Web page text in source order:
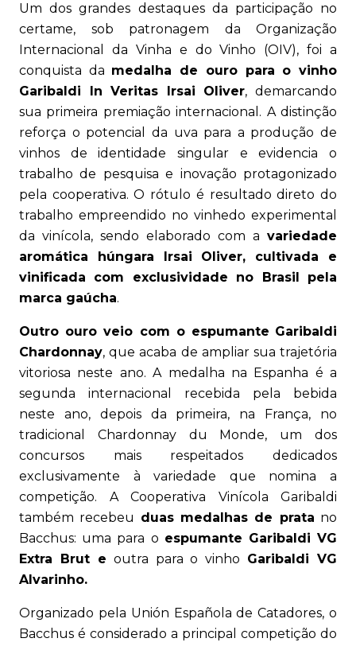
Um dos grandes destaques da participação no
certame, sob patronagem da Organização
Internacional da Vinha e do Vinho (OIV), foi a
conquista da medalha de ouro para o vinho
Garibaldi In Veritas Irsai Oliver, demarcando
sua primeira premiação internacional. A distinção
reforça o potencial da uva para a produção de
vinhos de identidade singular e evidencia o
trabalho de pesquisa e inovação protagonizado
pela cooperativa. O rótulo é resultado direto do
trabalho empreendido no vinhedo experimental
da vinícola, sendo elaborado com a variedade
aromática húngara Irsai Oliver, cultivada e
vinificada com exclusividade no Brasil pela
marca gaúcha.
Outro ouro veio com o espumante Garibaldi
Chardonnay, que acaba de ampliar sua trajetória
vitoriosa neste ano. A medalha na Espanha é a
segunda internacional recebida pela bebida
neste ano, depois da primeira, na França, no
tradicional Chardonnay du Monde, um dos
concursos mais respeitados dedicados
exclusivamente à variedade que nomina a
competição. A Cooperativa Vinícola Garibaldi
também recebeu duas medalhas de prata no
Bacchus: uma para o espumante Garibaldi VG
Extra Brut e outra para o vinho Garibaldi VG
Alvarinho.
Organizado pela Unión Española de Catadores, o
Bacchus é considerado a principal competição do